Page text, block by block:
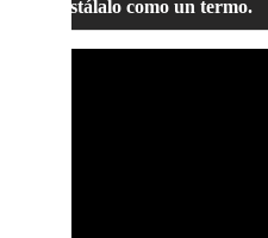
instálalo como un termo.